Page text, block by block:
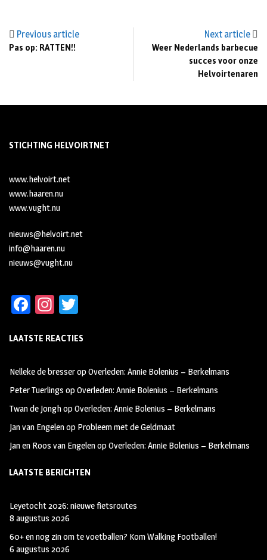
Previous article
Pas op: RATTEN!!
Next article
Weer Nederlands barbecue
succes voor onze
Helvoirtenaren
STICHTING HELVOIRTNET
www.helvoirt.net
www.haaren.nu
www.vught.nu
nieuws@helvoirt.net
info@haaren.nu
nieuws@vught.nu
Fa
b
oo
k
In
ag
m
tt
LAATSTE REACTIES
Nelleke de bresseropOverleden: Annie Bolenius – Berkelmans
Peter Tuerlings opOverleden: Annie Bolenius – Berkelmans
Twan de JonghopOverleden: Annie Bolenius – Berkelmans
Jan van Engelenop Probleem met de Geldmaat
Jan en Roos van EngelenopOverleden: Annie Bolenius – Berkelmans
LAATSTE BERICHTEN
Leyetocht 2026: nieuwe fietsroutes
8 augustus 2026
60+ en nog zin om te voetballen? Kom Walking Footballen!
6 augustus 2026